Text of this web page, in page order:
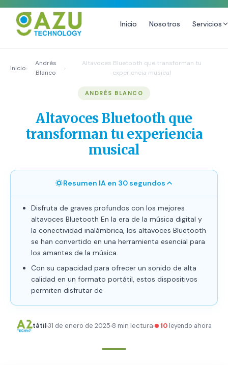
Inicio Nosotros Servicios
Email Marketing y SMS
Growth Youtube ↗
Producción de Videos
Inicio›
Andrés
Blanco
›
Altavoces Bluetooth que transforman tu
experiencia musical
ANDRÉS BLANCO
Altavoces Bluetooth que
transforman tu experiencia
musical
Resumen IA en 30 segundos
Disfruta de graves profundos con los mejores
altavoces Bluetooth En la era de la música digital y
la conectividad inalámbrica, los altavoces Bluetooth
se han convertido en una herramienta esencial para
los amantes de la música.
Con su capacidad para ofrecer un sonido de alta
calidad en un formato portátil, estos dispositivos
permiten disfrutar de
tátil31 de enero de 2025 8 min lectura 10 leyendo ahora